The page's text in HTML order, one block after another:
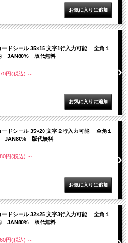
ードシール 35×15 文字1行入力可能 全角１
JAN80% 版代無料
円(税込) ～
ードシール 35×20 文字２行入力可能 全角１
JAN80% 版代無料
円(税込) ～
ードシール 32×25 文字3行入力可能 全角１
JAN80% 版代無料
円(税込) ～